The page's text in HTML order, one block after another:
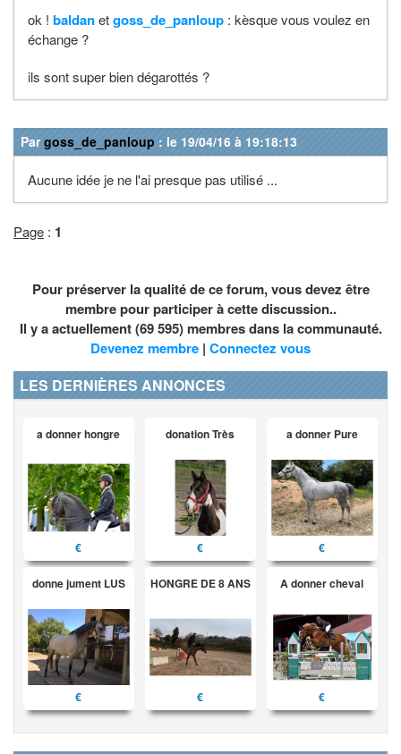
ok ! baldanetgoss_de_panloup : kèsque vous voulez en
échange ?
ils sont super bien dégarottés ?
Pargoss_de_panloup : le 19/04/16 à 19:18:13
Aucune idée je ne l'ai presque pas utilisé ...
Page : 1
Pour préserver la qualité de ce forum, vous devez être
membre pour participer à cette discussion..
Il y a actuellement (69 595) membres dans la communauté.
Devenez membre | Connectez vous
LES DERNIÈRES ANNONCES
a donner hongre
€
donation Très
€
a donner Pure
€
donne jument LUS
€
HONGRE DE 8 ANS
€
A donner cheval
€